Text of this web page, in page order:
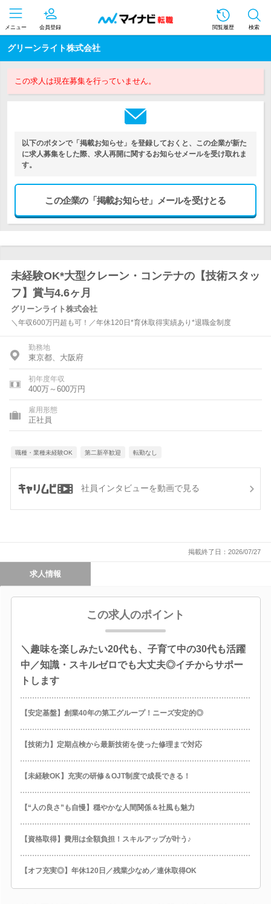
メニュー 会員登録 閲覧履歴 検索
グリーンライト株式会社
この求人は現在募集を行っていません。
以下のボタンで「掲載お知らせ」を登録しておくと、この企業が新た
に求人募集をした際、求人再開に関するお知らせメールを受け取れま
す。
この企業の「掲載お知らせ」メールを受けとる
未経験OK*大型クレーン・コンテナの【技術スタッ
フ】賞与4.6ヶ月
グリーンライト株式会社
＼年収600万円超も可！／年休120日*育休取得実績あり*退職金制度
勤務地
東京都、大阪府
初年度年収
400万～600万円
雇用形態
正社員
職種・業種未経験OK 第二新卒歓迎 転勤なし
社員インタビューを動画で見る
掲載終了日：2026/07/27
求人情報
この求人のポイント
＼趣味を楽しみたい20代も、子育て中の30代も活躍
中／知識・スキルゼロでも大丈夫◎イチからサポー
トします
【安定基盤】創業40年の第工グループ！ニーズ安定的◎
【技術力】定期点検から最新技術を使った修理まで対応
【未経験OK】充実の研修＆OJT制度で成長できる！
【“人の良さ”も自慢】穏やかな人間関係＆社風も魅力
【資格取得】費用は全額負担！スキルアップが叶う♪
【オフ充実◎】年休120日／残業少なめ／連休取得OK